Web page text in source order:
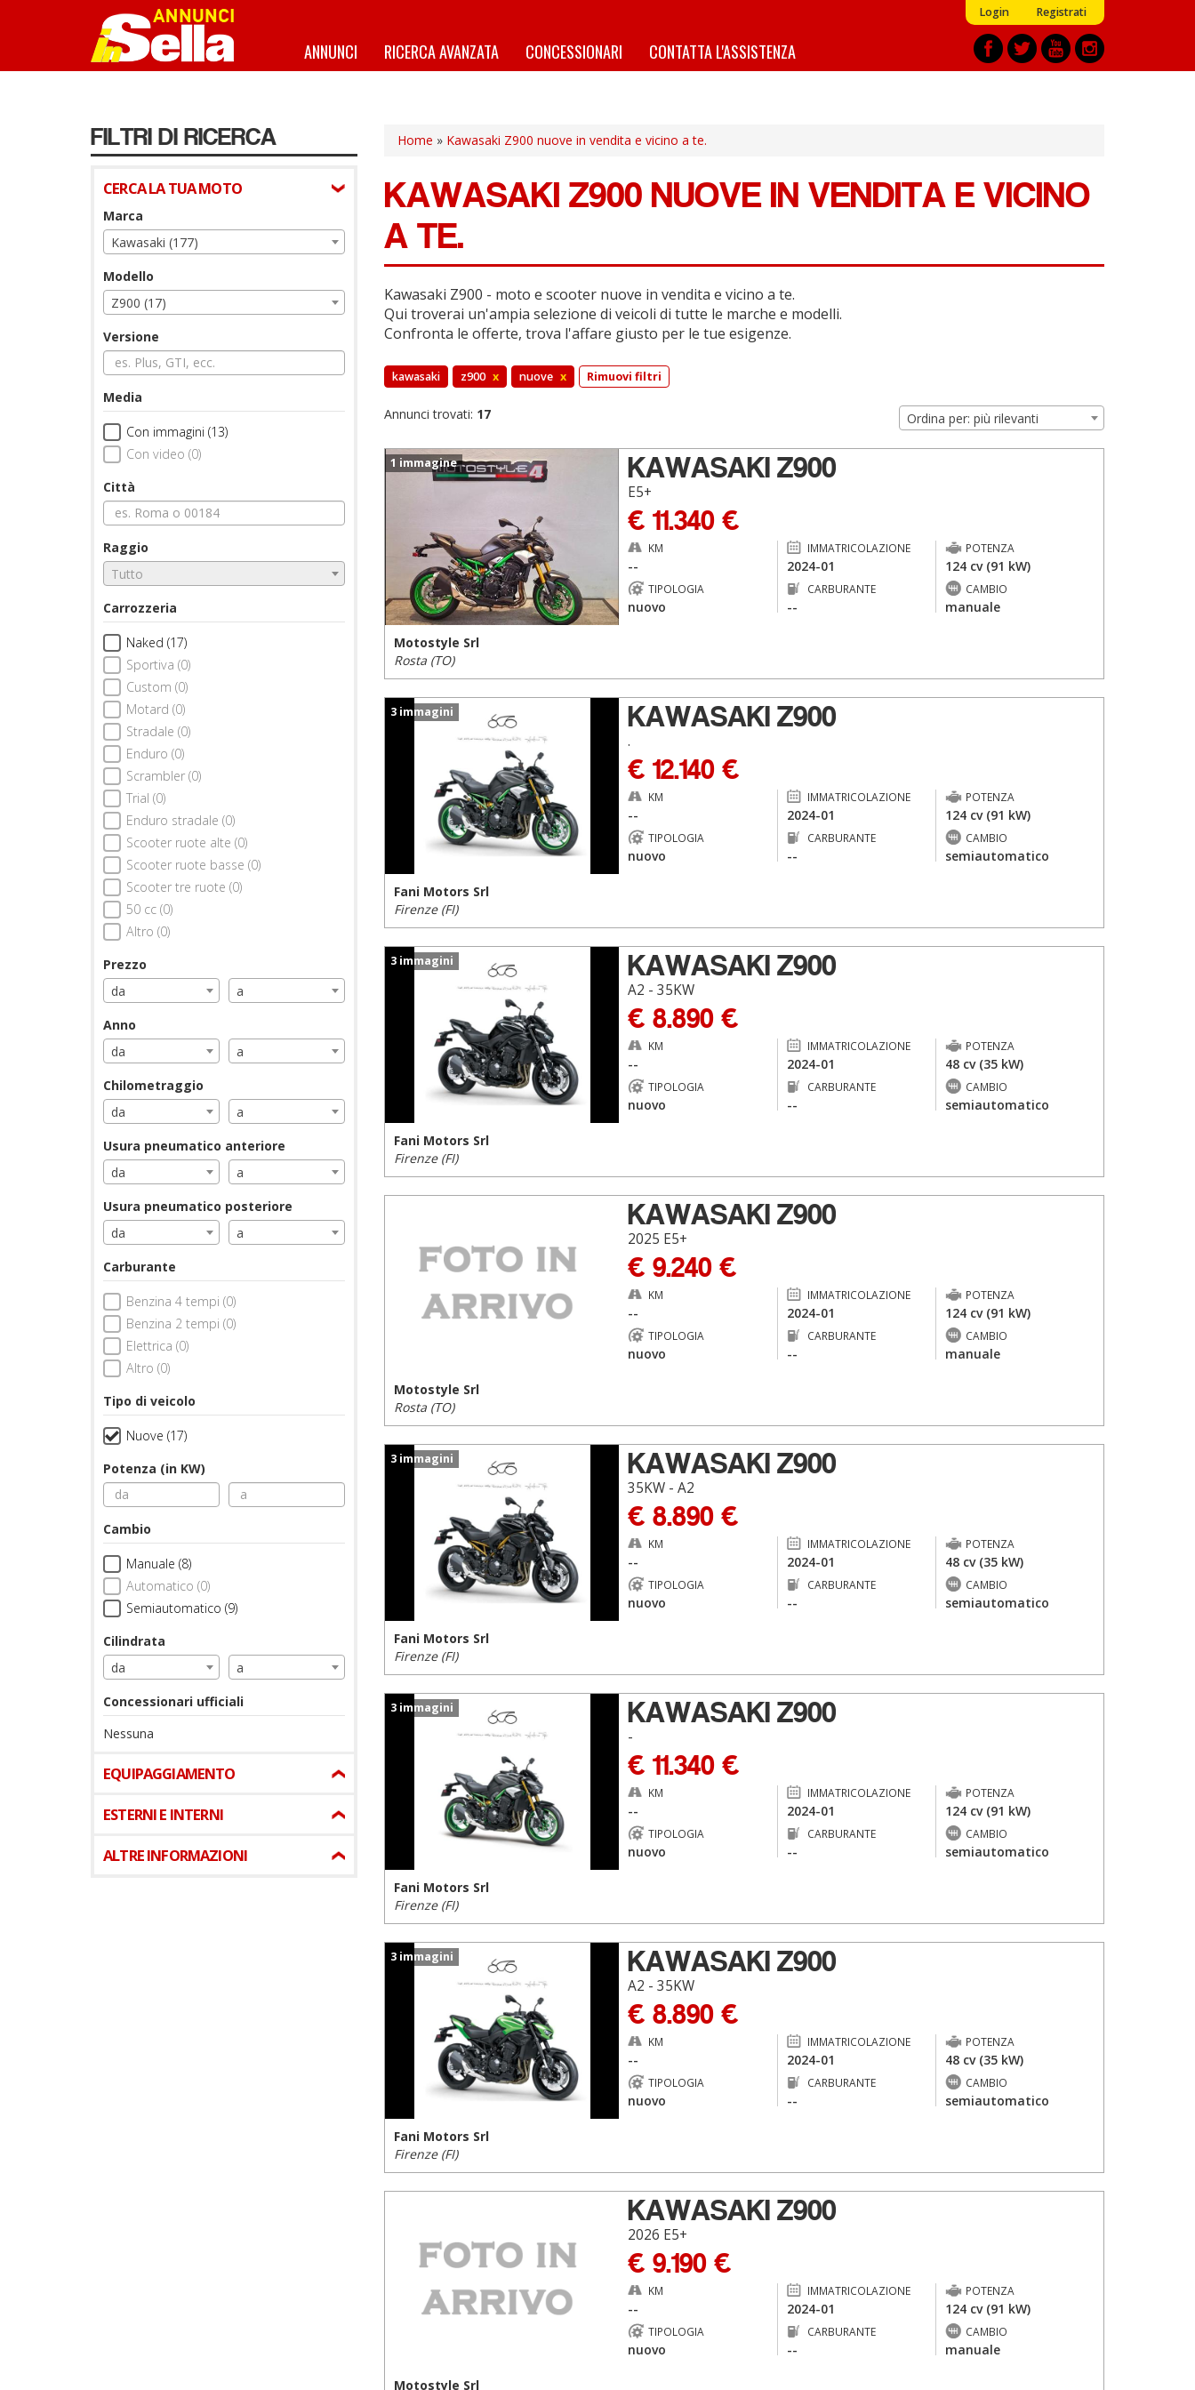
Login Registrati
ANNUNCI RICERCA AVANZATA CONCESSIONARI CONTATTA L'ASSISTENZA
FILTRI DI RICERCA
CERCA LA TUA MOTO
Marca
Kawasaki (177)
Modello
Z900 (17)
Versione
Media
Con immagini (13)
Con video (0)
Città
Raggio
Tutto
Carrozzeria
Naked (17)
Sportiva (0)
Custom (0)
Motard (0)
Stradale (0)
Enduro (0)
Scrambler (0)
Trial (0)
Enduro stradale (0)
Scooter ruote alte (0)
Scooter ruote basse (0)
Scooter tre ruote (0)
50 cc (0)
Altro (0)
Prezzo
da
a
Anno
da
a
Chilometraggio
da
a
Usura pneumatico anteriore
da
a
Usura pneumatico posteriore
da
a
Carburante
Benzina 4 tempi (0)
Benzina 2 tempi (0)
Elettrica (0)
Altro (0)
Tipo di veicolo
Nuove (17)
Potenza (in KW)
Cambio
Manuale (8)
Automatico (0)
Semiautomatico (9)
Cilindrata
da
a
Concessionari ufficiali
Nessuna
EQUIPAGGIAMENTO
ESTERNI E INTERNI
ALTRE INFORMAZIONI
Home » Kawasaki Z900 nuove in vendita e vicino a te.
KAWASAKI Z900 NUOVE IN VENDITA E VICINO
A TE.
Kawasaki Z900 - moto e scooter nuove in vendita e vicino a te.
Qui troverai un'ampia selezione di veicoli di tutte le marche e modelli.
Confronta le offerte, trova l'affare giusto per le tue esigenze.
kawasaki z900 x nuove x Rimuovi filtri
Annunci trovati: 17 Ordina per: più rilevanti
1 immagine KAWASAKI Z900
E5+
€ 11.340 €
KM
--
IMMATRICOLAZIONE
2024-01
POTENZA
124 cv (91 kW)
TIPOLOGIA
nuovo
CARBURANTE
--
CAMBIO
manuale
Motostyle Srl
Rosta (TO)
3 immagini KAWASAKI Z900
.
€ 12.140 €
KM
--
IMMATRICOLAZIONE
2024-01
POTENZA
124 cv (91 kW)
TIPOLOGIA
nuovo
CARBURANTE
--
CAMBIO
semiautomatico
Fani Motors Srl
Firenze (FI)
3 immagini KAWASAKI Z900
A2 - 35KW
€ 8.890 €
KM
--
IMMATRICOLAZIONE
2024-01
POTENZA
48 cv (35 kW)
TIPOLOGIA
nuovo
CARBURANTE
--
CAMBIO
semiautomatico
Fani Motors Srl
Firenze (FI)
KAWASAKI Z900
2025 E5+
€ 9.240 €
KM
--
IMMATRICOLAZIONE
2024-01
POTENZA
124 cv (91 kW)
TIPOLOGIA
nuovo
CARBURANTE
--
CAMBIO
manuale
Motostyle Srl
Rosta (TO)
3 immagini KAWASAKI Z900
35KW - A2
€ 8.890 €
KM
--
IMMATRICOLAZIONE
2024-01
POTENZA
48 cv (35 kW)
TIPOLOGIA
nuovo
CARBURANTE
--
CAMBIO
semiautomatico
Fani Motors Srl
Firenze (FI)
3 immagini KAWASAKI Z900
-
€ 11.340 €
KM
--
IMMATRICOLAZIONE
2024-01
POTENZA
124 cv (91 kW)
TIPOLOGIA
nuovo
CARBURANTE
--
CAMBIO
semiautomatico
Fani Motors Srl
Firenze (FI)
3 immagini KAWASAKI Z900
A2 - 35KW
€ 8.890 €
KM
--
IMMATRICOLAZIONE
2024-01
POTENZA
48 cv (35 kW)
TIPOLOGIA
nuovo
CARBURANTE
--
CAMBIO
semiautomatico
Fani Motors Srl
Firenze (FI)
KAWASAKI Z900
2026 E5+
€ 9.190 €
KM
--
IMMATRICOLAZIONE
2024-01
POTENZA
124 cv (91 kW)
TIPOLOGIA
nuovo
CARBURANTE
--
CAMBIO
manuale
Motostyle Srl